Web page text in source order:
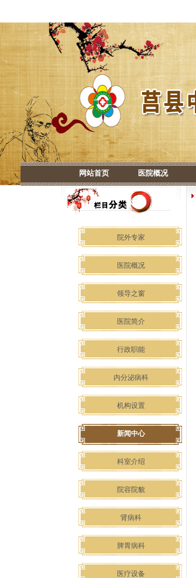
网站首页 医院概况
院外专家
医院概况
领导之窗
医院简介
行政职能
内分泌病科
机构设置
新闻中心
科室介绍
院容院貌
肾病科
脾胃病科
医疗设备